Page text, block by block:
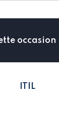
occasion
ITIL
Sign in